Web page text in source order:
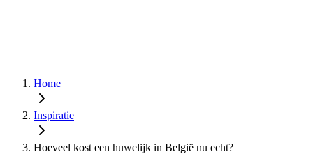
Home
Inspiratie
Hoeveel kost een huwelijk in België nu echt?